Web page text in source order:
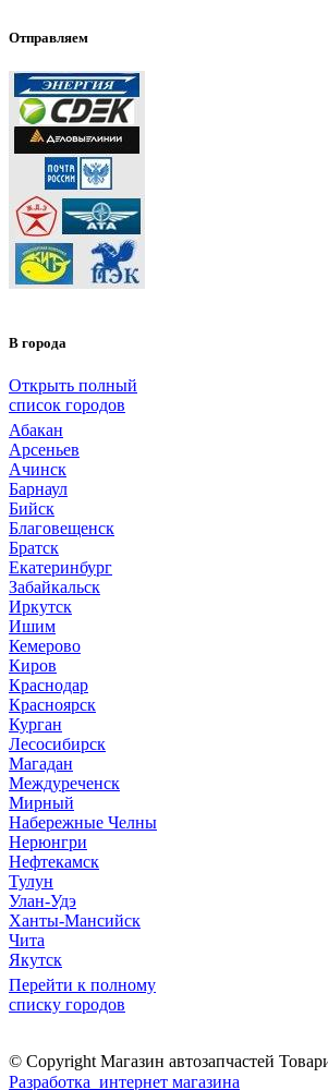
Отправляем
В города
Открыть полный
список городов
Абакан
Арсеньев
Ачинск
Барнаул
Бийск
Благовещенск
Братск
Екатеринбург
Забайкальск
Иркутск
Ишим
Кемерово
Киров
Краснодар
Красноярск
Курган
Лесосибирск
Магадан
Междуреченск
Мирный
Набережные Челны
Нерюнгри
Нефтекамск
Тулун
Улан-Удэ
Ханты-Мансийск
Чита
Якутск
Перейти к полному
списку городов
© Copyright Магазин автозапчастей
Разработка интернет магазина